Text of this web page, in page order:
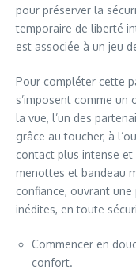
pour préserver la
temporaire de liberté
est associée à un jeu
Pour compléter cette
s’imposent comme un
la vue, l’un des
grâce au toucher, à
contact plus intense et
menottes et bandeau
confiance, ouvrant
inédites, en toute
Commencer en
confort.